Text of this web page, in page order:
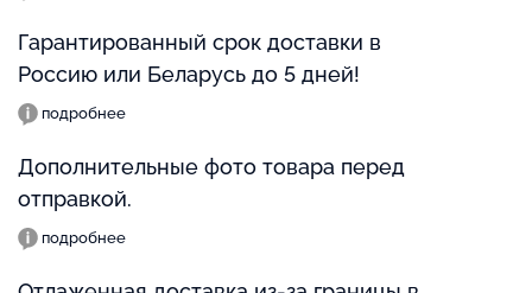
Гарантированный срок доставки в
Россию или Беларусь до 5 дней!
подробнее
Дополнительные фото товара перед
отправкой.
подробнее